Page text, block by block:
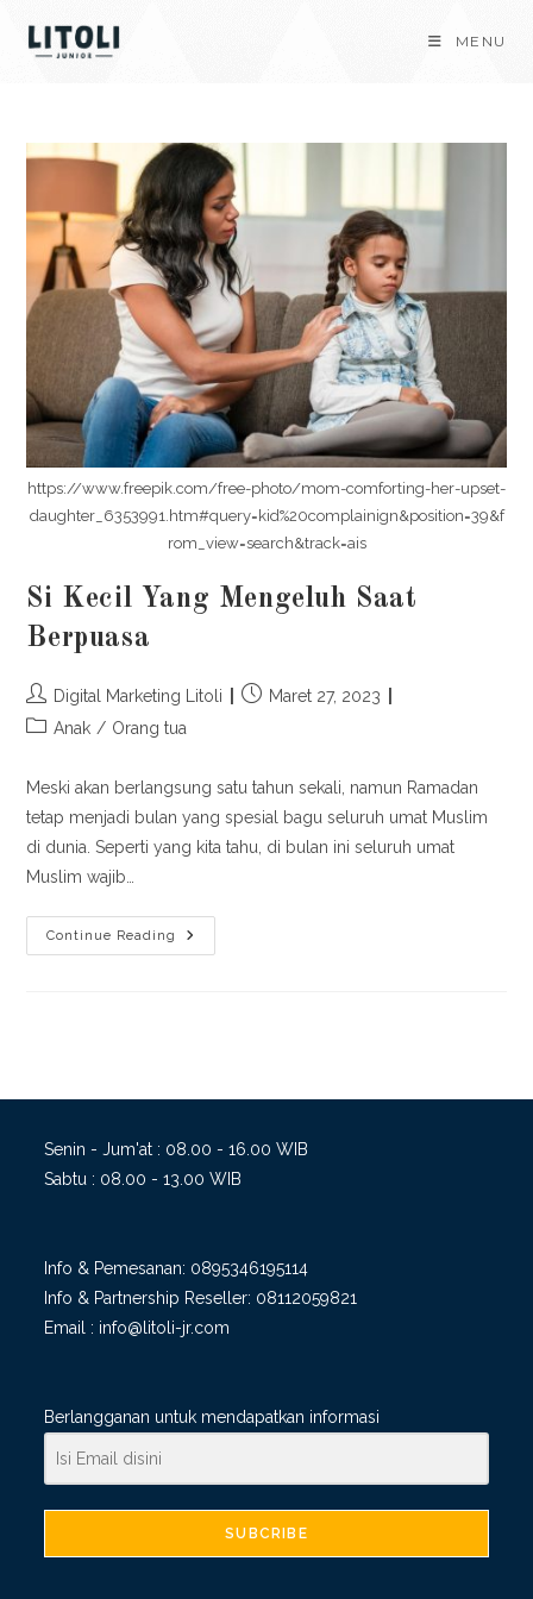
MENU
https://www.freepik.com/free-photo/mom-comforting-her-upset-
daughter_6353991.htm#query=kid%20complainign&position=39&f
rom_view=search&track=ais
Si Kecil Yang Mengeluh Saat
Berpuasa
Post
author:
Digital Marketing Litoli
PostMaret 27, 2023
PostAnak / Orang tua
Meski akan berlangsung satu tahun sekali, namun Ramadan
tetap menjadi bulan yang spesial bagu seluruh umat Muslim
di dunia. Seperti yang kita tahu, di bulan ini seluruh umat
Muslim wajib…
Continue Reading
Si
Kecil
Senin - Jum'at : 08.00 - 16.00 WIB
Sabtu : 08.00 - 13.00 WIB
Info & Pemesanan: 0895346195114
Info & Partnership Reseller: 08112059821
Email : info@litoli-jr.com
Berlangganan untuk mendapatkan informasi
SUBCRIBE